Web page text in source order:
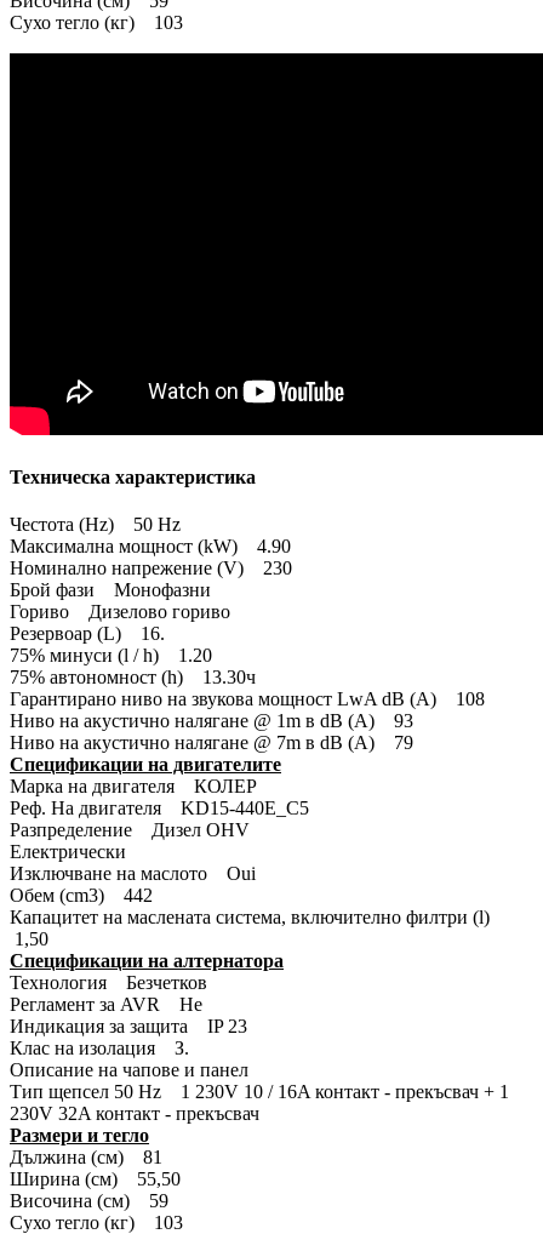
Сухо тегло (кг) 103
Техническа характеристика
Честота (Hz) 50 Hz
Максимална мощност (kW) 4.90
Номинално напрежение (V) 230
Брой фази Монофазни
Гориво Дизелово гориво
Резервоар (L) 16.
75% минуси (l / h) 1.20
75% автономност (h) 13.30ч
Гарантирано ниво на звукова мощност LwA dB (A) 108
Ниво на акустично налягане @ 1m в dB (A) 93
Ниво на акустично налягане @ 7m в dB (A) 79
Спецификации на двигателите
Марка на двигателя КОЛЕР
Реф. На двигателя KD15-440E_C5
Разпределение Дизел OHV
Електрически
Изключване на маслото Oui
Обем (cm3) 442
Капацитет на маслената система, включително филтри (l)
1,50
Спецификации на алтернатора
Технология Безчетков
Регламент за AVR Не
Индикация за защита IP 23
Клас на изолация З.
Описание на чапове и панел
Тип щепсел 50 Hz 1 230V 10 / 16A контакт - прекъсвач + 1
230V 32A контакт - прекъсвач
Размери и тегло
Дължина (см) 81
Ширина (см) 55,50
Височина (см) 59
Сухо тегло (кг) 103